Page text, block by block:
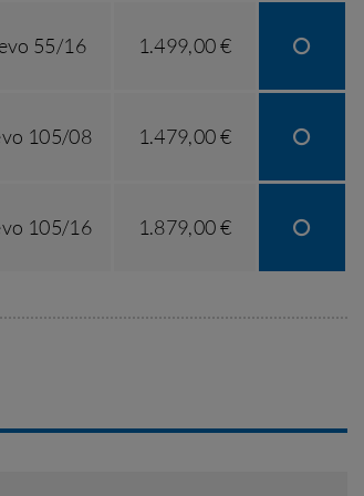
55/16 1.499,00 €
105/08 1.479,00 €
105/16 1.879,00 €